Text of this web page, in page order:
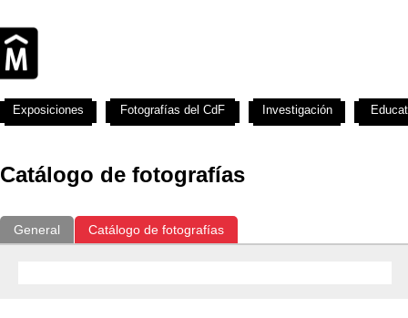
Catálogo de fotografías
General Catálogo de fotografías
Exposiciones Fotografías del CdF Investigación